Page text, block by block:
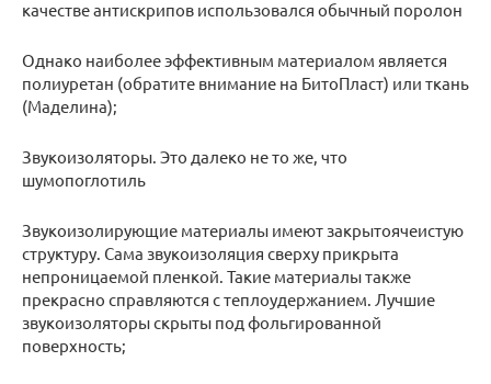
качестве антискрипов использовался обычный поролон
Однако наиболее эффективным материалом является
полиуретан (обратите внимание на БитоПласт) или ткань
(Маделина);
Звукоизоляторы. Это далеко не то же, что
шумопоглотиль
Звукоизолирующие материалы имеют закрытоячеистую
структуру. Сама звукоизоляция сверху прикрыта
непроницаемой пленкой. Такие материалы также
прекрасно справляются с теплоудержанием. Лучшие
звукоизоляторы скрыты под фольгированной
поверхность;